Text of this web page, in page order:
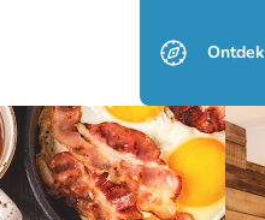
Ontdek